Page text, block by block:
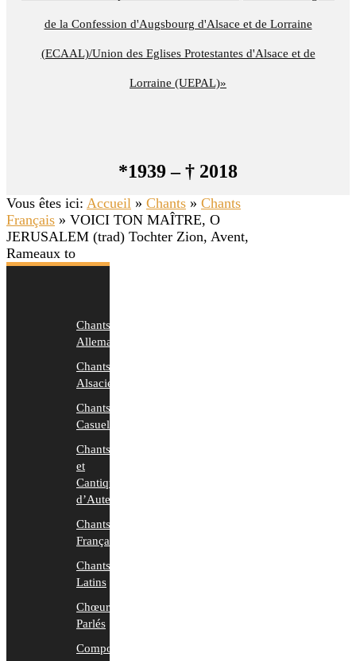
de la Confession d'Augsbourg d'Alsace et de Lorraine
(ECAAL)/Union des Eglises Protestantes d'Alsace et de
Lorraine (UEPAL)»
*1939 – † 2018
Vous êtes ici: Accueil » Chants » Chants
Français » VOICI TON MAÎTRE, O
JERUSALEM (trad) Tochter Zion, Avent,
Rameaux to
Chants
Allemands
Chants
Alsaciens
Chants
Casuels
Chants
et
Cantiques
d’Auteurs
Chants
Français
Chants
Latins
Chœurs
Parlés
Compositions